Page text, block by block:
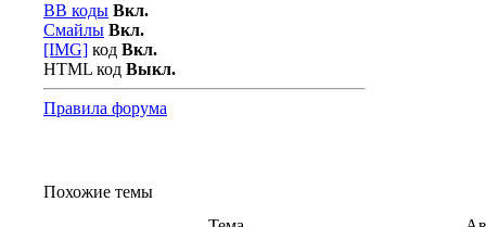
BB коды Вкл.
Смайлы Вкл.
[IMG] код Вкл.
HTML код Выкл.
Правила форума
Похожие темы